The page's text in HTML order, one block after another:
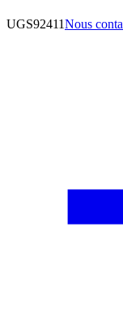
UGS92411Nous